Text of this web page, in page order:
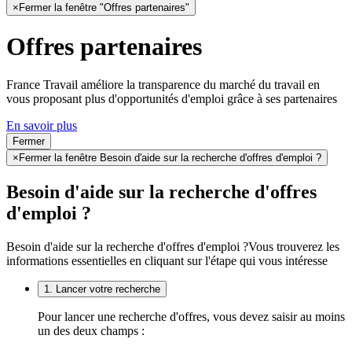
×Fermer la fenêtre "Offres partenaires"
Offres partenaires
France Travail améliore la transparence du marché du travail en
vous proposant plus d'opportunités d'emploi grâce à ses partenaires
En savoir plus
Fermer
× Fermer la fenêtre Besoin d'aide sur la recherche d'offres d'emploi ?
Besoin d'aide sur la recherche d'offres
d'emploi ?
Besoin d'aide sur la recherche d'offres d'emploi ?Vous trouverez les
informations essentielles en cliquant sur l'étape qui vous intéresse
1. Lancer votre recherche
Pour lancer une recherche d'offres, vous devez saisir au moins
un des deux champs :